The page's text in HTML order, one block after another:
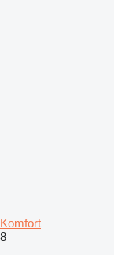
Komfort
8